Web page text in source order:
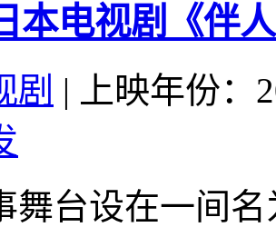
本电视剧《伴
剧 |
上映年份：
设在一间名